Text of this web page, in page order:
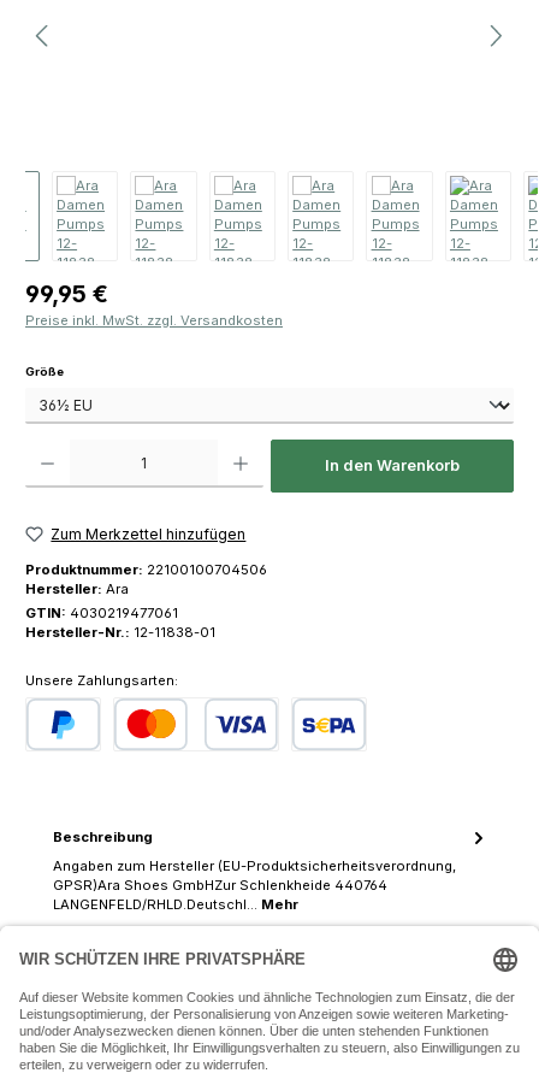
Regulärer Preis:
99,95 €
Preise inkl. MwSt. zzgl. Versandkosten
Größeauswählen
In den Warenkorb
Zum Merkzettel hinzufügen
Produktnummer: 22100100704506
Hersteller: Ara
GTIN: 4030219477061
Hersteller-Nr.: 12-11838-01
Unsere Zahlungsarten:
Beschreibung
Angaben zum Hersteller (EU-Produktsicherheitsverordnung,
GPSR)Ara Shoes GmbHZur Schlenkheide 440764
LANGENFELD/RHLD.Deutschl… Mehr
07243 54050 (Mo-Fr: 9.30 - 18:30 Uhr Sa: 9:30 - 16 Uhr)
SERVICE-HOTLINE